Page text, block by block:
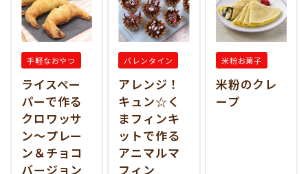
手軽なおやつ
ライスペー
パーで作る
クロワッサ
ン～プレー
ン＆チョコ
バージョン
バレンタイン
アレンジ！
キュン☆く
まフィンキ
ットで作る
アニマルマ
フィン
米粉お菓子
米粉のクレ
ープ